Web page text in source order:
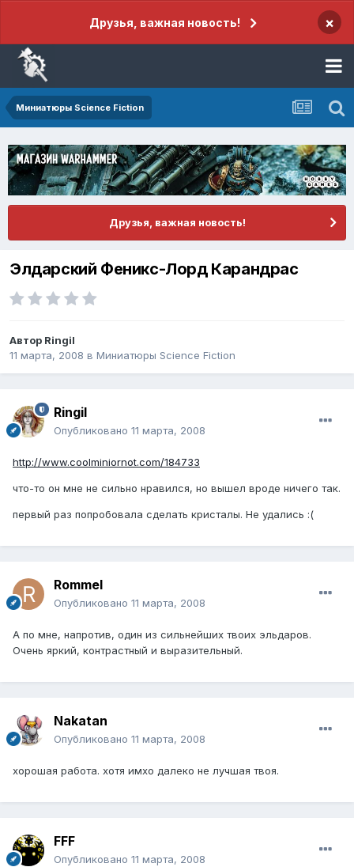
Друзья, важная новость! ×
Миниатюры Science Fiction
Друзья, важная новость!
Элдарский Феникс-Лорд Карандрас
Автор Ringil
11 марта, 2008 в Миниатюры Science Fiction
Ringil
Опубликовано 11 марта, 2008
http://www.coolminiornot.com/184733
что-то он мне не сильно нравился, но вышел вроде ничего так.
первый раз попробовала сделать кристалы. Не удались :(
Rommel
Опубликовано 11 марта, 2008
А по мне, напротив, один из сильнейших твоих эльдаров.
Очень яркий, контрастный и выразительный.
Nakatan
Опубликовано 11 марта, 2008
хорошая работа. хотя имхо далеко не лучшая твоя.
FFF
Опубликовано 11 марта, 2008